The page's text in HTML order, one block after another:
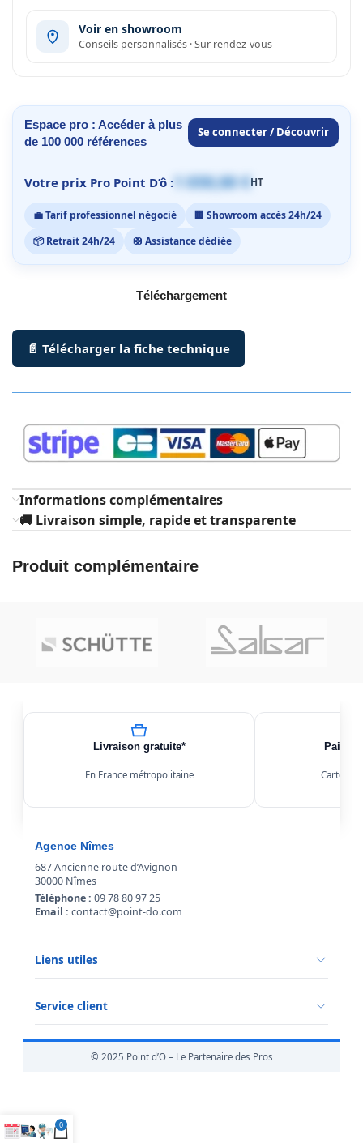
Voir en showroom
Conseils personnalisés · Sur rendez-vous
Espace pro : Accéder à plus
de 100 000 références
Se connecter / Découvrir
Votre prix Pro Point D’ô : 1 059,00 €HT
💼 Tarif professionnel négocié
🏢 Showroom accès 24h/24
📦 Retrait 24h/24
🛟 Assistance dédiée
Téléchargement
📄 Télécharger la fiche technique
Informations complémentaires
🚚 Livraison simple, rapide et transparente
Produit complémentaire
Livraison gratuite*
En France métropolitaine Carte,
Agence Nîmes
687 Ancienne route d’Avignon
30000 Nîmes
Téléphone : 09 78 80 97 25
Email : contact@point-do.com
Liens utiles
Conditions générales de vente
Mentions légales
Service client
Informations livraison© 2025 Point d’O – Le Partenaire des Pros
0